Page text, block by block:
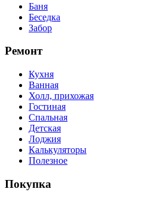
Баня
Беседка
Забор
Ремонт
Кухня
Ванная
Холл, прихожая
Гостиная
Спальная
Детская
Лоджия
Калькуляторы
Полезное
Покупка